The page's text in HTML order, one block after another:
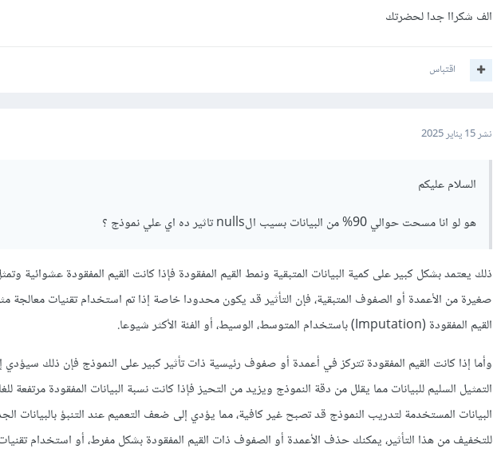
الف شكراا جدا لحضرتك
اقتباس
نشر15 يناير 2025
السلام عليكم
هو لو انا مسحت حوالي 90% من البيانات بسيب الnulls تاثير ده اي علي نموذج ؟
ذلك يعتمد بشكل كبير على كمية البيانات المتبقية ونمط القيم المفقودة فإذا كانت القيم المفقودة عشوائية
صغيرة من الأعمدة أو الصفوف المتبقية، فإن التأثير قد يكون محدودا خاصة إذا تم استخدام تقنيات معالجة
القيم المفقودة (Imputation) باستخدام المتوسط، الوسيط، أو الفئة الأكثر شيوعا.
وأما إذا كانت القيم المفقودة تتركز في أعمدة أو صفوف رئيسية ذات تأثير كبير على النموذج فإن ذلك سيؤدي
التمثيل السليم للبيانات مما يقلل من دقة النموذج ويزيد من التحيز فإذا كانت نسبة البيانات المفقودة مرتفعة
البيانات المستخدمة لتدريب النموذج قد تصبح غير كافية، مما يؤدي إلى ضعف التعميم عند التنبؤ بالبيانات
للتخفيف من هذا التأثير، يمكنك حذف الأعمدة أو الصفوف ذات القيم المفقودة بشكل مفرط، أو استخدام